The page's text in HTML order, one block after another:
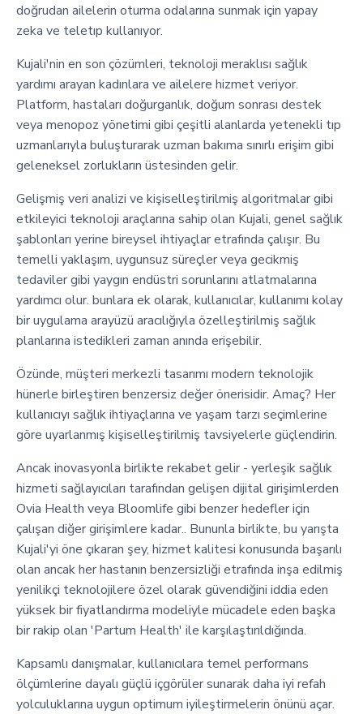
doğrudan ailelerin oturma odalarına sunmak için yapay
zeka ve teletıp kullanıyor.
Kujali'nin en son çözümleri, teknoloji meraklısı sağlık
yardımı arayan kadınlara ve ailelere hizmet veriyor.
Platform, hastaları doğurganlık, doğum sonrası destek
veya menopoz yönetimi gibi çeşitli alanlarda yetenekli tıp
uzmanlarıyla buluşturarak uzman bakıma sınırlı erişim gibi
geleneksel zorlukların üstesinden gelir.
Gelişmiş veri analizi ve kişiselleştirilmiş algoritmalar gibi
etkileyici teknoloji araçlarına sahip olan Kujali, genel sağlık
şablonları yerine bireysel ihtiyaçlar etrafında çalışır. Bu
temelli yaklaşım, uygunsuz süreçler veya gecikmiş
tedaviler gibi yaygın endüstri sorunlarını atlatmalarına
yardımcı olur. bunlara ek olarak, kullanıcılar, kullanımı kolay
bir uygulama arayüzü aracılığıyla özelleştirilmiş sağlık
planlarına istedikleri zaman anında erişebilir.
Özünde, müşteri merkezli tasarımı modern teknolojik
hünerle birleştiren benzersiz değer önerisidir. Amaç? Her
kullanıcıyı sağlık ihtiyaçlarına ve yaşam tarzı seçimlerine
göre uyarlanmış kişiselleştirilmiş tavsiyelerle güçlendirin.
Ancak inovasyonla birlikte rekabet gelir - yerleşik sağlık
hizmeti sağlayıcıları tarafından gelişen dijital girişimlerden
Ovia Health veya Bloomlife gibi benzer hedefler için
çalışan diğer girişimlere kadar.. Bununla birlikte, bu yarışta
Kujali'yi öne çıkaran şey, hizmet kalitesi konusunda başarılı
olan ancak her hastanın benzersizliği etrafında inşa edilmiş
yenilikçi teknolojilere özel olarak güvendiğini iddia eden
yüksek bir fiyatlandırma modeliyle mücadele eden başka
bir rakip olan 'Partum Health' ile karşılaştırıldığında.
Kapsamlı danışmalar, kullanıcılara temel performans
ölçümlerine dayalı güçlü içgörüler sunarak daha iyi refah
yolculuklarına uygun optimum iyileştirmelerin önünü açar.